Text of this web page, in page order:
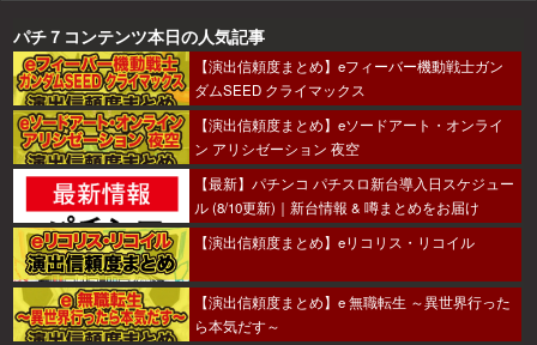
パチ７コンテンツ本日の人気記事
【演出信頼度まとめ】eフィーバー機動戦士ガン
ダムSEED クライマックス
【演出信頼度まとめ】eソードアート・オンライ
ン アリシゼーション 夜空
【最新】パチンコ パチスロ新台導入日スケジュー
ル (8/10更新)｜新台情報 & 噂まとめをお届け
【演出信頼度まとめ】eリコリス・リコイル
【演出信頼度まとめ】e 無職転生 ～異世界行った
ら本気だす～